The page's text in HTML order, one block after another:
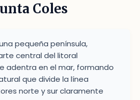
Coles
pequeña península,
central del litoral
adentra en el mar, formando
que divide la línea
norte y sur claramente